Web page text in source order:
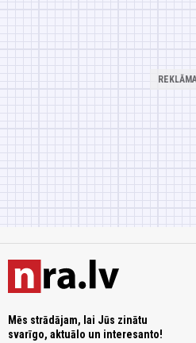
Mēs strādājam, lai Jūs zinātu
svarīgo, aktuālo un interesanto!